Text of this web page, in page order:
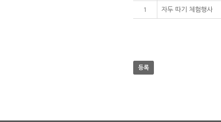
1 자두 따기 체험행사
등록